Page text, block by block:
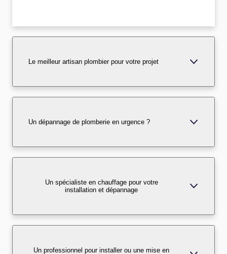
Le meilleur artisan plombier pour votre projet
Un dépannage de plomberie en urgence ?
Un spécialiste en chauffage pour votre
installation et dépannage
Un professionnel pour installer ou une mise en